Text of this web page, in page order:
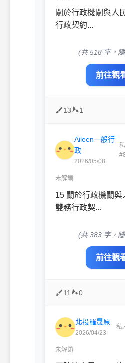
關於行政機關與人
行政契約...
(共 518 字，隱
前往觀
13 1
Aileen一般行
政
2026/05/08
未解鎖
15 關於行政機關與
雙務行政契...
(共 383 字，隱
前往觀
11 0
北投羅晟原
2026/04/23
私
未解鎖